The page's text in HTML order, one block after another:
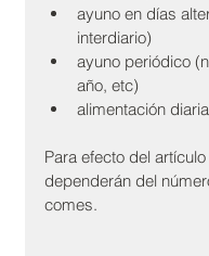
ayuno en días
interdiario)
ayuno periódico
año, etc)
alimentación
Para efecto del
dependerán del
comes.